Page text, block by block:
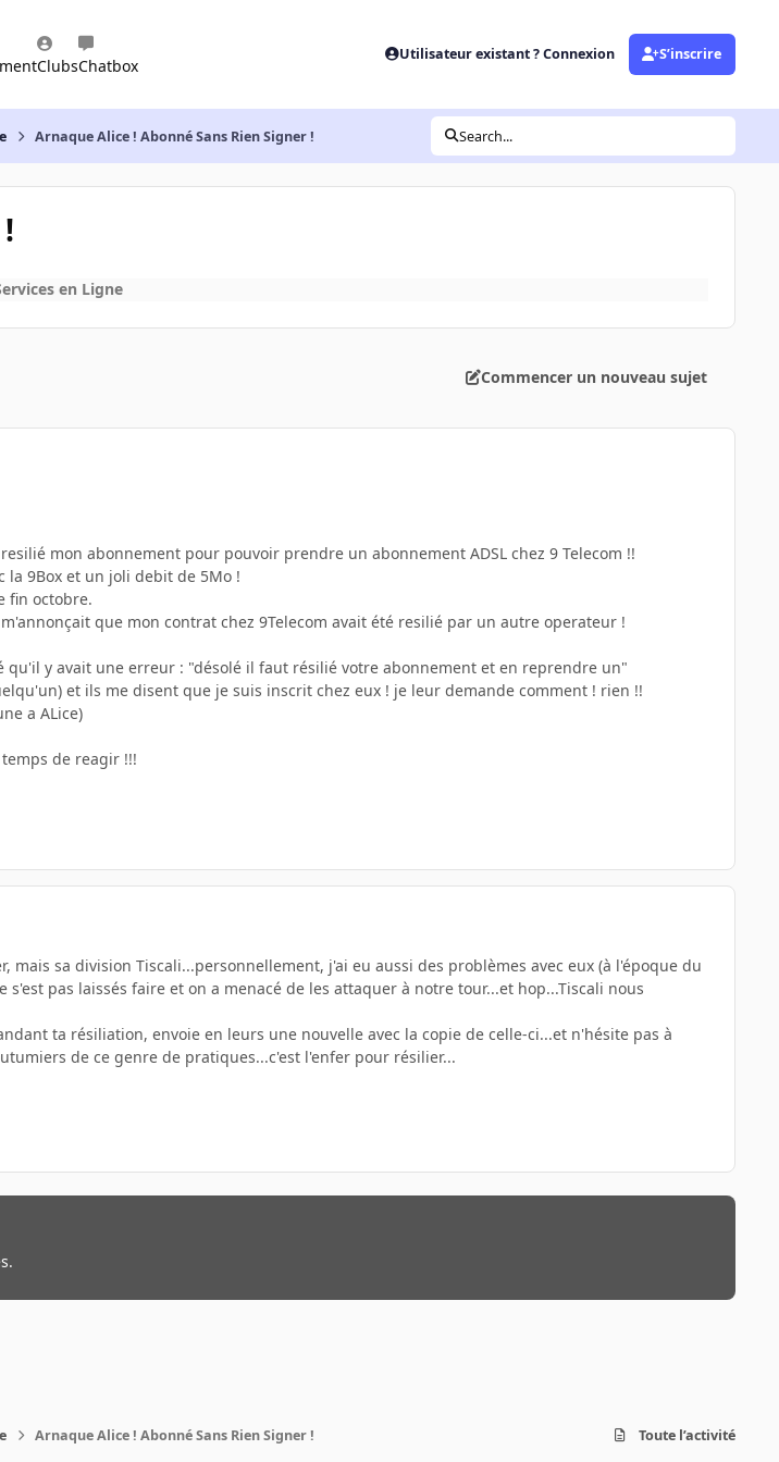
ClubsChatbox
Utilisateur existant ? Connexion S’inscrire
Arnaque Alice ! Abonné Sans Rien Signer ! Search...
en Ligne
Commencer un nouveau sujet
mon abonnement pour pouvoir prendre un abonnement ADSL chez 9 Telecom !!
la 9Box et un joli debit de 5Mo !
fin octobre.
que mon contrat chez 9Telecom avait été resilié par un autre operateur !
qu'il y avait une erreur : "désolé il faut résilié votre abonnement et en reprendre un"
et ils me disent que je suis inscrit chez eux ! je leur demande comment ! rien !!
a ALice)
de reagir !!!
mais sa division Tiscali...personnellement, j'ai eu aussi des problèmes avec eux (à l'époque du
pas laissés faire et on a menacé de les attaquer à notre tour...et hop...Tiscali nous
ta résiliation, envoie en leurs une nouvelle avec la copie de celle-ci...et n'hésite pas à
de ce genre de pratiques...c'est l'enfer pour résilier...
Arnaque Alice ! Abonné Sans Rien Signer ! Toute l’activité